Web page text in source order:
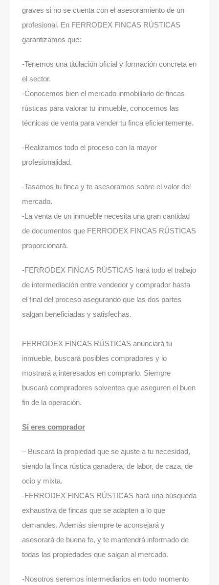
graves si no se cuenta con el asesoramiento de un
profesional. En FERRODEX FINCAS RÚSTICAS
garantizamos que:
-Tenemos una titulación oficial y formación concreta en
el sector.
-Conocemos bien el mercado inmobiliario de fincas
rústicas para valorar tu inmueble, conocemos las
técnicas de venta para vender tu finca eficientemente.
-Realizamos todo el proceso con la mayor
profesionalidad.
-Tasamos tu finca y te asesoramos sobre el valor del
mercado.
-La venta de un inmueble necesita una gran cantidad
de documentos que FERRODEX FINCAS RÚSTICAS
proporcionará.
-FERRODEX FINCAS RÚSTICAS hará todo el trabajo
de intermediación entre vendedor y comprador hasta
el final del proceso asegurando que las dos partes
salgan beneficiadas y satisfechas.
FERRODEX FINCAS RÚSTICAS anunciará tu
inmueble, buscará posibles compradores y lo
mostrará a interesados en comprarlo. Siempre
buscará compradores solventes que aseguren el buen
fin de la operación.
Si eres comprador
– Buscará la propiedad que se ajuste a tu necesidad,
siendo la finca rústica ganadera, de labor, de caza, de
ocio y mixta.
-FERRODEX FINCAS RÚSTICAS hará una búsqueda
exhaustiva de fincas que se adapten a lo que
demandes. Además siempre te aconsejará y
asesorará de buena fe, y te mantendrá informado de
todas las propiedades que salgan al mercado.
-Nosotros seremos intermediarios en todo momento